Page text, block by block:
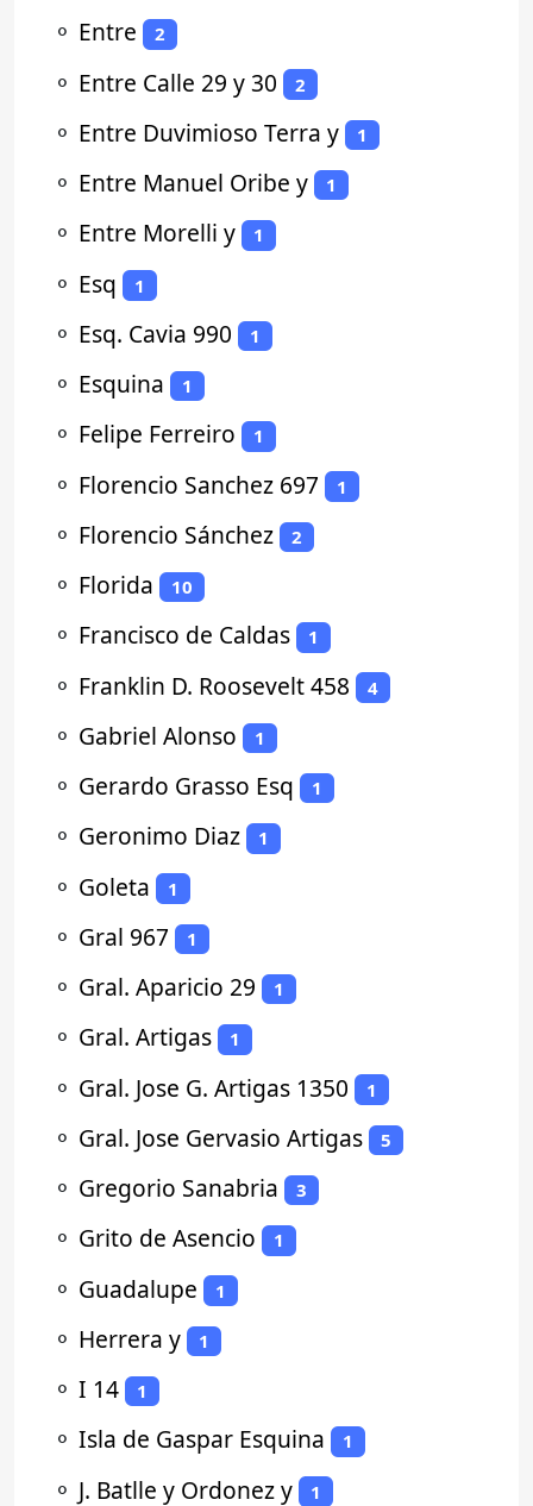
⚬ Entre 2
⚬ Entre Calle 29 y 30 2
⚬ Entre Duvimioso Terra y 1
⚬ Entre Manuel Oribe y 1
⚬ Entre Morelli y 1
⚬ Esq 1
⚬ Esq. Cavia 990 1
⚬ Esquina 1
⚬ Felipe Ferreiro 1
⚬ Florencio Sanchez 697 1
⚬ Florencio Sánchez 2
⚬ Florida 10
⚬ Francisco de Caldas 1
⚬ Franklin D. Roosevelt 458 4
⚬ Gabriel Alonso 1
⚬ Gerardo Grasso Esq 1
⚬ Geronimo Diaz 1
⚬ Goleta 1
⚬ Gral 967 1
⚬ Gral. Aparicio 29 1
⚬ Gral. Artigas 1
⚬ Gral. Jose G. Artigas 1350 1
⚬ Gral. Jose Gervasio Artigas 5
⚬ Gregorio Sanabria 3
⚬ Grito de Asencio 1
⚬ Guadalupe 1
⚬ Herrera y 1
⚬ I 14 1
⚬ Isla de Gaspar Esquina 1
⚬ J. Batlle y Ordonez y 1